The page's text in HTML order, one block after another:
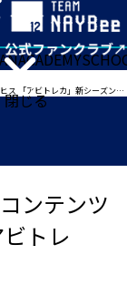
閉じる
ACADEMY
ビトレカ」新シーズンスタート！
ンテンツ
トレ